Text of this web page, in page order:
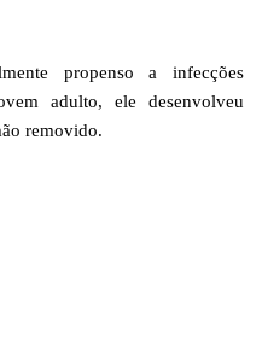
propenso a infecções
adulto, ele desenvolveu
removido.